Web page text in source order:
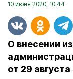
10 июня 2020, 10:44
О внесении
от 29